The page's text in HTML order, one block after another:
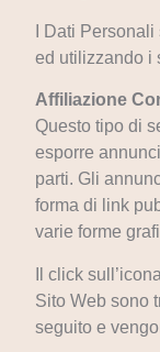
I Dati
ed utilizzando i
Affiliazione
Questo tipo di
esporre
parti. Gli
forma di link
varie forme
Il click
Sito Web sono
seguito e